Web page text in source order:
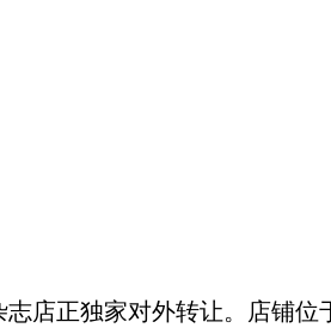
店正独家对外转让。店铺